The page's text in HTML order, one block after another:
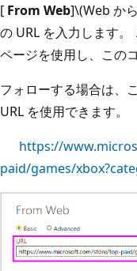
[ From Web]\(Web か
の URL を入力します
ページを使用し、この
フォローする場合は、
URL を使用できます。
https://
paid/games/